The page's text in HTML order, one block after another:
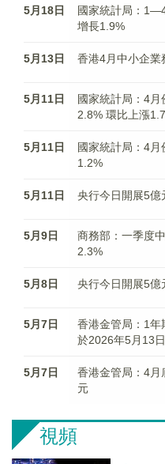
5月18日
國家統計局：
增長1.9%
5月13日 香港4月中小企
5月11日
國家統計局：4
2.8% 環比上漲
5月11日
國家統計局：4
1.2%
5月11日 央行今日開展5億
5月9日
商務部：一季度
2.3%
5月8日 央行今日開展5億
5月7日
香港金管局：1年
於2026年5月13
5月7日
香港金管局：4月
元
視頻